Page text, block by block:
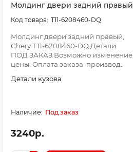
Молдинг двери задний правый
T11-6208460-DQ
Молдинг двери задний правый,
Chery T11-6208460-DQ.Детали
ПОД ЗАКАЗ Возможно изменение
цены. Оплата заказа производ..
Детали кузова
Под заказ
3240р.